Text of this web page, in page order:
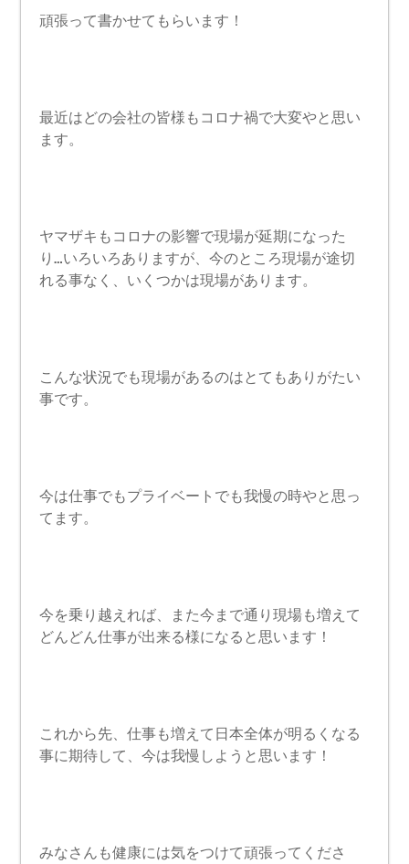
頑張って書かせてもらいます！
最近はどの会社の皆様もコロナ禍で大変やと思い
ます。
ヤマザキもコロナの影響で現場が延期になった
り…いろいろありますが、今のところ現場が途切
れる事なく、いくつかは現場があります。
こんな状況でも現場があるのはとてもありがたい
事です。
今は仕事でもプライベートでも我慢の時やと思っ
てます。
今を乗り越えれば、また今まで通り現場も増えて
どんどん仕事が出来る様になると思います！
これから先、仕事も増えて日本全体が明るくなる
事に期待して、今は我慢しようと思います！
みなさんも健康には気をつけて頑張ってくださ